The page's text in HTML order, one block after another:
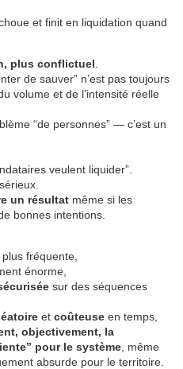
et finit en liquidation quand
plus conflictuel
de sauver” n’est pas toujours
volume et de l’intensité réelle
“de personnes” — c’est un
veulent liquider”.
un résultat même si les
bonnes intentions.
fréquente,
énorme,
sur des séquences
et coûteuse en temps,
objectivement, la
pour le système , même
absurde pour le territoire.